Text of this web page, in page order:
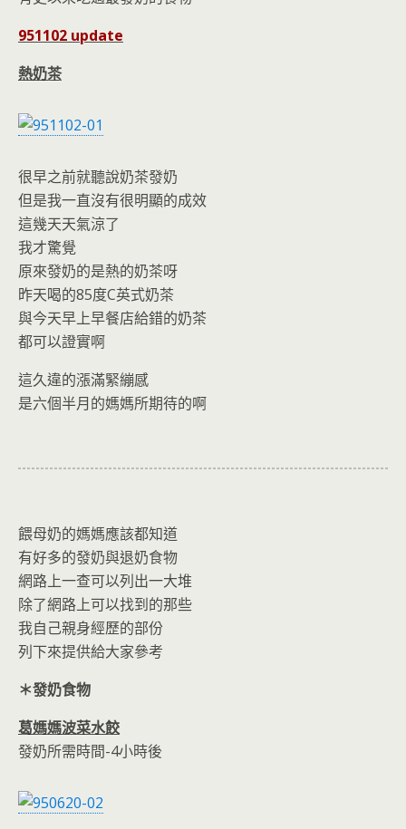
951102 update
熱奶茶
很早之前就聽說奶茶發奶
但是我一直沒有很明顯的成效
這幾天天氣涼了
我才驚覺
原來發奶的是熱的奶茶呀
昨天喝的85度C英式奶茶
與今天早上早餐店給錯的奶茶
都可以證實啊
這久違的漲滿緊繃感
是六個半月的媽媽所期待的啊
餵母奶的媽媽應該都知道
有好多的發奶與退奶食物
網路上一查可以列出一大堆
除了網路上可以找到的那些
我自己親身經歷的部份
列下來提供給大家參考
＊發奶食物
葛媽媽波菜水餃
發奶所需時間-4小時後